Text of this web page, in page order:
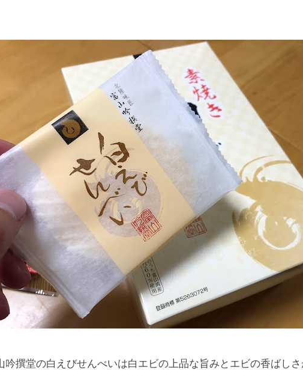
吟撰堂の白えびせんべいは白エビの上品な旨みとエビの香ばし